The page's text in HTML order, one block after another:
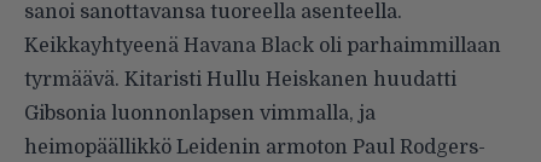
sanoi sanottavansa tuoreella asenteella.
Keikkayhtyeenä Havana Black oli parhaimmillaan
tyrmäävä. Kitaristi Hullu Heiskanen huudatti
Gibsonia luonnonlapsen vimmalla, ja
heimopäällikkö Leidenin armoton Paul Rodgers-